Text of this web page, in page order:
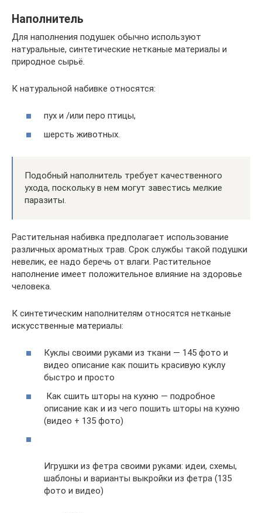
Наполнитель
Для наполнения подушек обычно используют
натуральные, синтетические нетканые материалы и
природное сырьё.
К натуральной набивке относятся:
пух и /или перо птицы,
шерсть животных.
Подобный наполнитель требует качественного
ухода, поскольку в нем могут завестись мелкие
паразиты.
Растительная набивка предполагает использование
различных ароматных трав. Срок службы такой подушки
невелик, ее надо беречь от влаги. Растительное
наполнение имеет положительное влияние на здоровье
человека.
К синтетическим наполнителям относятся нетканые
искусственные материалы:
Куклы своими руками из ткани — 145 фото и
видео описание как пошить красивую куклу
быстро и просто
Как сшить шторы на кухню — подробное
описание как и из чего пошить шторы на кухню
(видео + 135 фото)
Игрушки из фетра своими руками: идеи, схемы,
шаблоны и варианты выкройки из фетра (135
фото и видео)